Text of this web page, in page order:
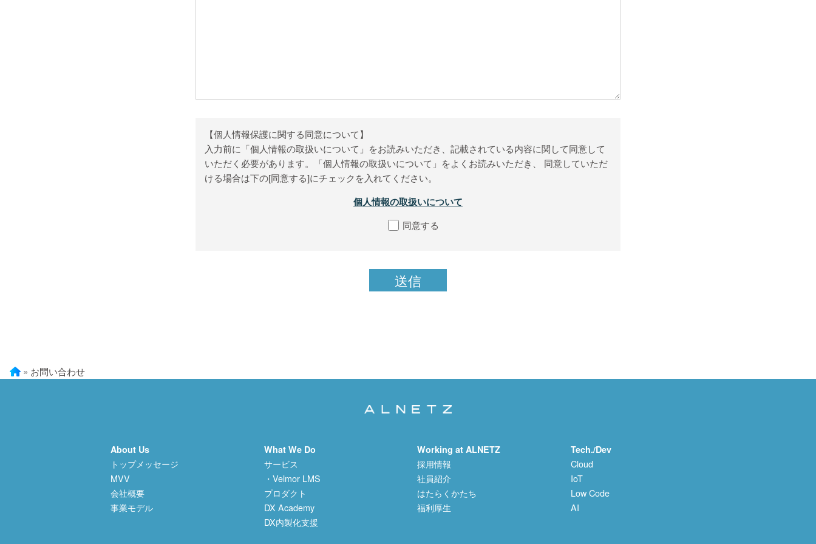
【個人情報保護に関する同意について】
入力前に「個人情報の取扱いについて」をお読みいただき、記載されている内容に関して同意して
いただく必要があります。「個人情報の取扱いについて」をよくお読みいただき、 同意していただ
ける場合は下の[同意する]にチェックを入れてください。
個人情報の取扱いについて
同意する
» お問い合わせ
About Us
トップメッセージ
MVV
会社概要
事業モデル
What We Do
サービス
・Velmor LMS
プロダクト
DX Academy
DX内製化支援
Working at ALNETZ
採用情報
社員紹介
はたらくかたち
福利厚生
Tech./Dev
Cloud
IoT
Low Code
AI